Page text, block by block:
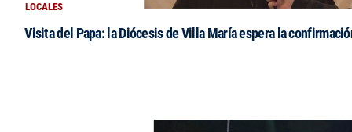
LOCALES
Visita del Papa: la Diócesis de Villa María espera la